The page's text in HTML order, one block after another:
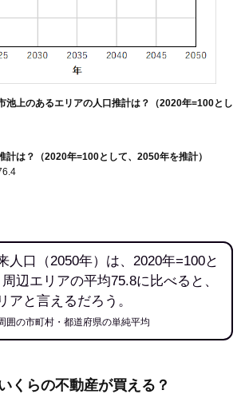
池上のあるエリアの人口推計は？（2020年=100とし
計は？（2020年=100として、2050年を推計）
口（2050年）は、2020年=100と
辺エリアの平均75.8に比べると、
アと言えるだろう。
囲の市町村・都道府県の単純平均
くらの不動産が買える？